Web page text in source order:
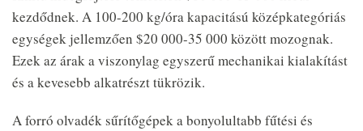
kezdődnek. A 100-200 kg/óra kapacitású középkategóriás
egységek jellemzően $20 000-35 000 között mozognak.
Ezek az árak a viszonylag egyszerű mechanikai kialakítást
és a kevesebb alkatrészt tükrözik.
A forró olvadék sűrítőgépek a bonyolultabb fűtési és